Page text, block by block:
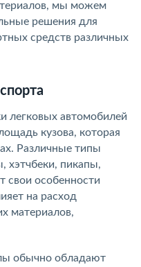
мы можем
решения для
средств различных
легковых автомобилей
кузова, которая
Различные типы
хэтчбеки, пикапы,
свои особенности
на расход
материалов,
обычно обладают